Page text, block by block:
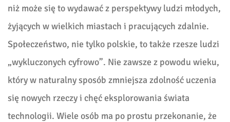
niż może się to wydawać z perspektywy ludzi młodych,
żyjących w wielkich miastach i pracujących zdalnie.
Społeczeństwo, nie tylko polskie, to także rzesze ludzi
„wykluczonych cyfrowo”. Nie zawsze z powodu wieku,
który w naturalny sposób zmniejsza zdolność uczenia
się nowych rzeczy i chęć eksplorowania świata
technologii. Wiele osób ma po prostu przekonanie, że